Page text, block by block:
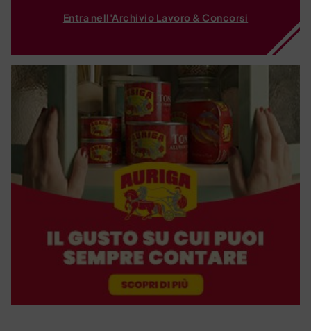
Entra nell'Archivio Lavoro & Concorsi